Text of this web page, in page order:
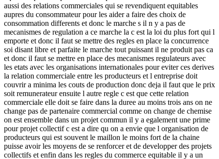
aussi des relations commerciales qui se revendiquent equitables
aupres du consommateur pour les aider a faire des choix de
consommation differents et donc le marche s il n y a pas de
mecanismes de regulation a ce marche la c est la loi du plus fort qui l
emporte et donc il faut se mettre des regles en place la concurrence
soi disant libre et parfaite le marche tout puissant il ne produit pas ca
et donc il faut se mettre en place des mecanismes regulateurs avec
les etats avec les organisations internationales pour eviter ces derives
la relation commerciale entre les producteurs et l entreprise doit
couvrir a minima les couts de production donc deja il faut que le prix
soit remunerateur ensuite l autre regle c est que cette relation
commerciale elle doit se faire dans la duree au moins trois ans on ne
change pas de partenaire commercial comme on change de chemise
on est ensemble dans un projet commun il y a egalement une prime
pour projet collectif c est a dire qu on a envie que l organisation de
producteurs qui est souvent le maillon le moins fort de la chaine
puisse avoir les moyens de se renforcer et de developper des projets
collectifs et enfin dans les regles du commerce equitable il y a un